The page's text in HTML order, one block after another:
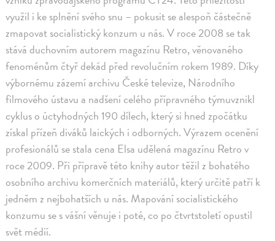
využil i ke splnění svého snu – pokusit se alespoň částečně
zmapovat socialistický konzum u nás. V roce 2008 se tak
stává duchovním autorem magazínu Retro, věnovaného
fenoménům čtyř dekád před revolučním rokem 1989. Díky
výbornému zázemí archivu České televize, Národního
filmového ústavu a nadšení celého přípravného týmuvznikl
cyklus o úctyhodných 190 dílech, který si hned zpočátku
získal přízeň diváků laických i odborných. Výrazem ocenění
profesionálů se stala cena Elsa udělená magazínu Retro v
roce 2009. Při přípravě této knihy autor těžil z bohatého
osobního archivu komerčních materiálů, který určitě patří k
jedněm z nejbohatších u nás. Mapování socialistického
konzumu se s vášní věnuje i poté, co po čtvrtstoletí opustil
svět médií.